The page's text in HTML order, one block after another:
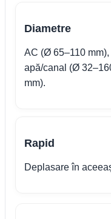
Diametre
AC (Ø 65–110
apă/canal (Ø
mm).
Rapid
Deplasare în